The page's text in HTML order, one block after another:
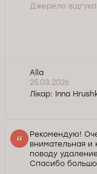
Джерело відгука:
Alla
25.03.2026
Лікар: Inna
Рекомендую!
внимательная и
поводу
Спасибо